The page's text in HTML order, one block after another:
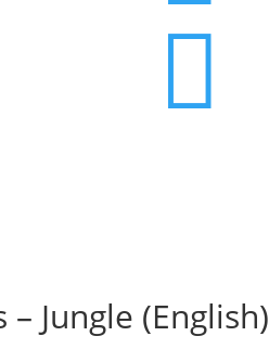

– Jungle (English)